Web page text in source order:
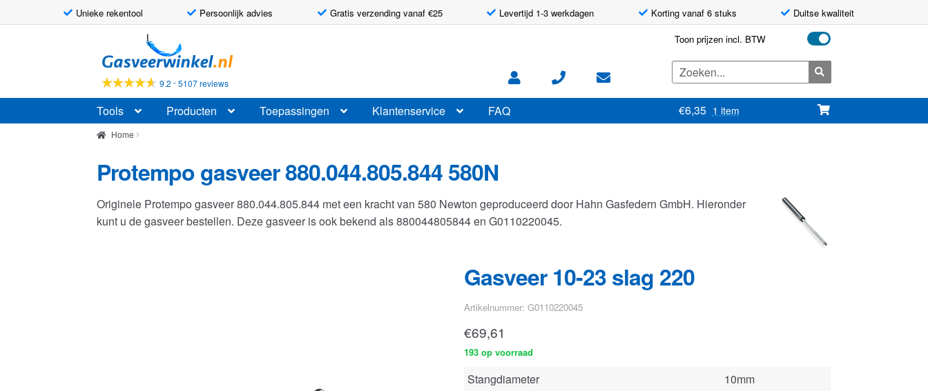
Unieke rekentool Persoonlijk advies Gratis verzending vanaf €25 Levertijd 1-3 werkdagen Korting vanaf 6 stuks Duitse kwaliteit
door
naar
navigatie
naar
de
inhoud
9.2 -5107 reviews
Toon prijzen incl. BTW
Zoeken
naar:
Tools Producten Toepassingen Klantenservice FAQ €6,35 1 item
Home
Protempo gasveer 880.044.805.844 580N
Originele Protempo gasveer 880.044.805.844 met een kracht van 580 Newton geproduceerd door Hahn Gasfedern GmbH. Hieronder
kunt u de gasveer bestellen. Deze gasveer is ook bekend als 880044805844 en G0110220045.
Gasveer 10-23 slag 220
Artikelnummer: G0110220045
€69,61
193 op voorraad
Stangdiameter
10mm